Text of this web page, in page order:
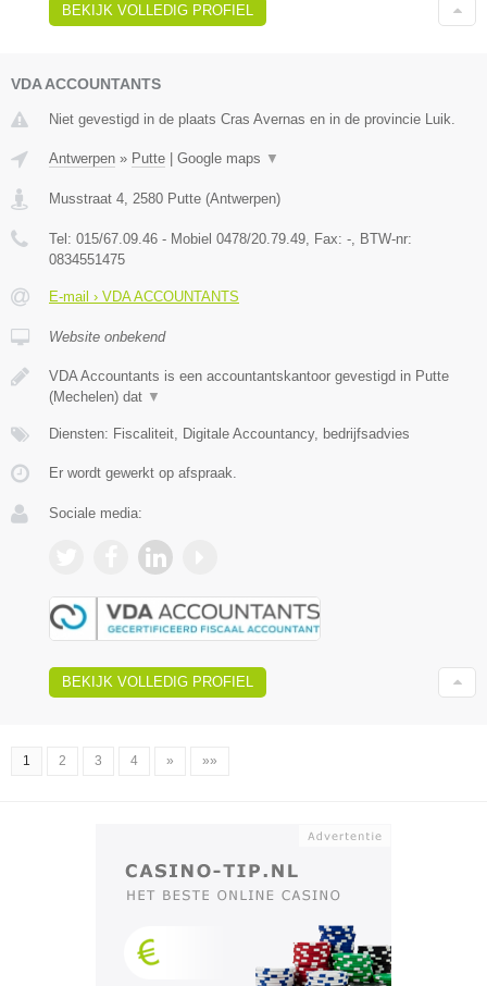
BEKIJK VOLLEDIG PROFIEL
VDA ACCOUNTANTS
Niet gevestigd in de plaats Cras Avernas en in de provincie Luik.
Antwerpen » Putte | Google maps ▼
Musstraat 4 2580 Putte (Antwerpen)
Tel: 015/67.09.46 - Mobiel 0478/20.79.49 , Fax: - , BTW-nr:
0834551475
E-mail › VDA ACCOUNTANTS
Website onbekend
VDA Accountants is een accountantskantoor gevestigd in Putte
(Mechelen) dat ▼
Diensten: Fiscaliteit, Digitale Accountancy, bedrijfsadvies
Er wordt gewerkt op afspraak.
Sociale media:
BEKIJK VOLLEDIG PROFIEL
1 2 3 4 » »»